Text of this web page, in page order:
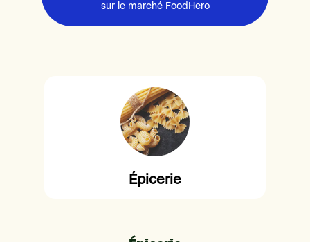
sur le marché FoodHero
Épicerie